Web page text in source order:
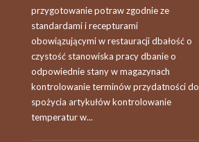
przygotowanie potraw zgodnie ze
standardami i recepturami
obowiązującymi w restauracji dbałość o
czystość stanowiska pracy dbanie o
odpowiednie stany w magazynach
kontrolowanie terminów przydatności do
spożycia artykułów kontrolowanie
temperatur w...